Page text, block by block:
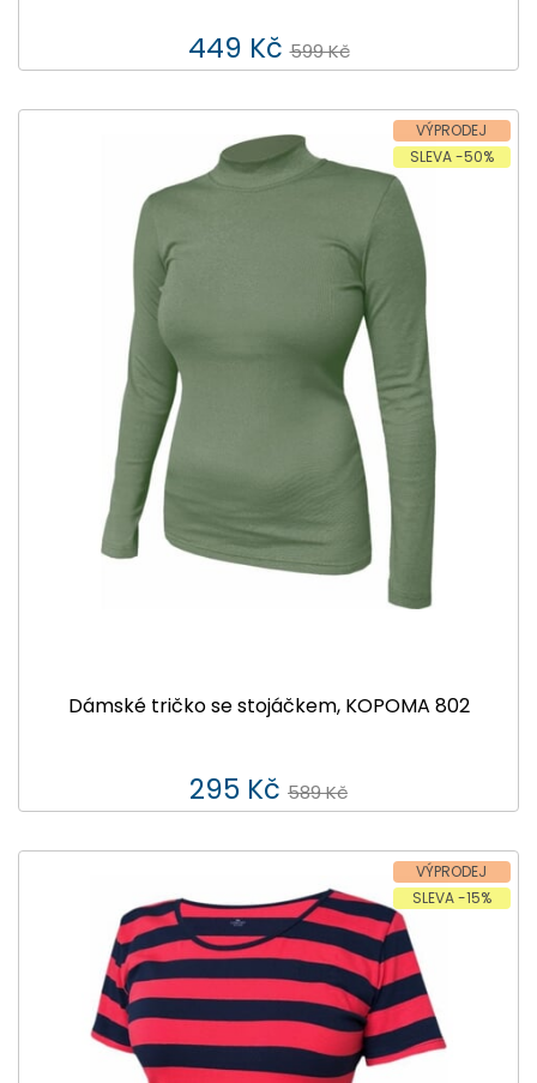
449 Kč 599 Kč
VÝPRODEJ
SLEVA -50%
Dámské tričko se stojáčkem, KOPOMA 802
295 Kč 589 Kč
VÝPRODEJ
SLEVA -15%